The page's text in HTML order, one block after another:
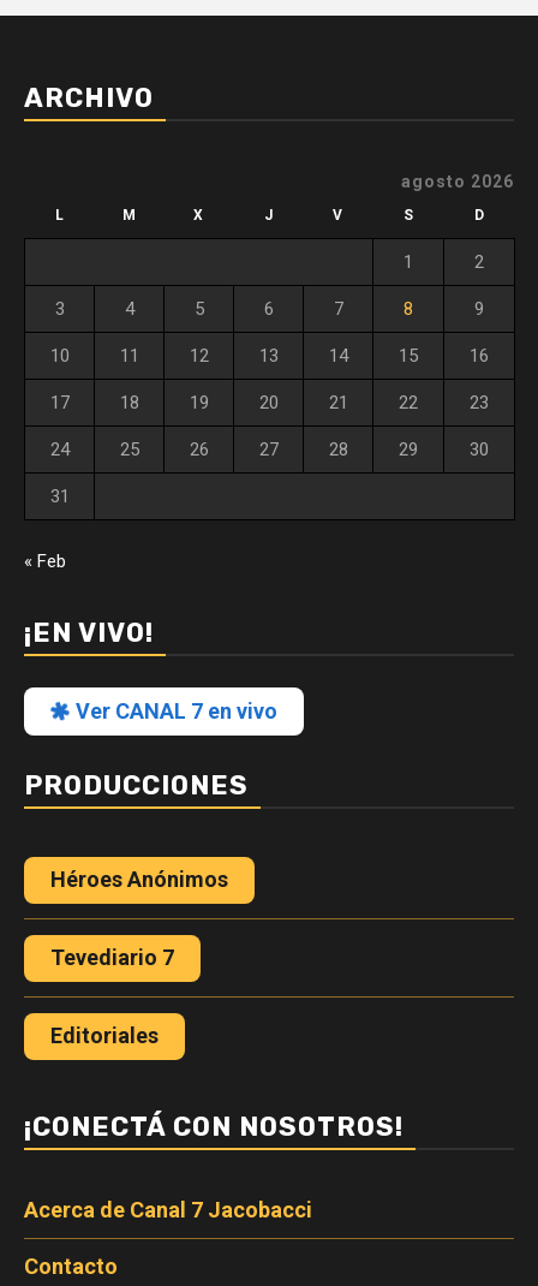
ARCHIVO
agosto 2026
L M X J V S D
1 2
3 4 5 6 7 8 9
10 11 12 13 14 15 16
17 18 19 20 21 22 23
24 25 26 27 28 29 30
31
« Feb
¡EN VIVO!
Ver CANAL 7 en vivo
PRODUCCIONES
Héroes Anónimos
Tevediario 7
Editoriales
¡CONECTÁ CON NOSOTROS!
Acerca de Canal 7 Jacobacci
Contacto